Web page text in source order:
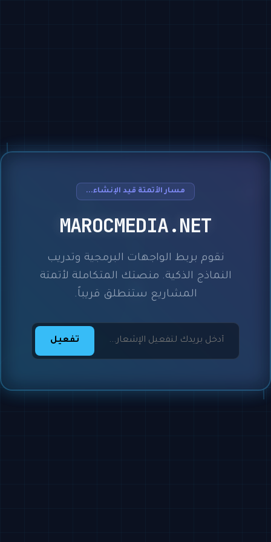
مسار الأتمتة قيد الإنشاء...
MAROCMEDIA.NET
نقوم بربط الواجهات البرمجية وتدريب
النماذج الذكية. منصتك المتكاملة لأتمتة
المشاريع ستنطلق قريباً.
تفعيل